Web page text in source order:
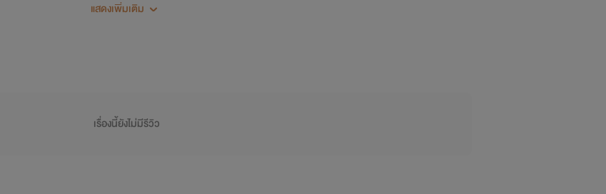
แสดงเพิ่มเติม
เรื่องนี้ยังไม่มีรีวิว